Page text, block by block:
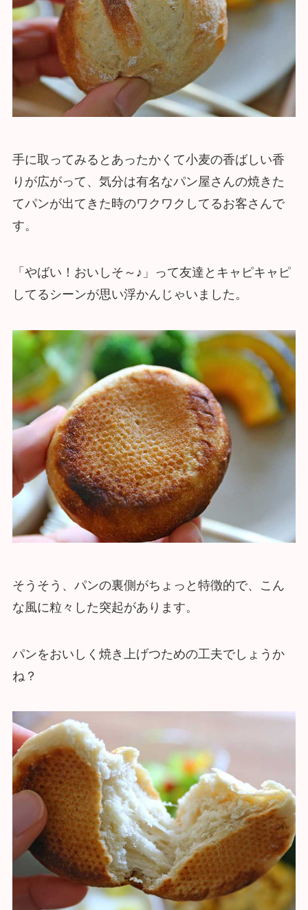
手に取ってみるとあったかくて小麦の香ばしい香
りが広がって、気分は有名なパン屋さんの焼きた
てパンが出てきた時のワクワクしてるお客さんで
す。
「やばい！おいしそ～♪」って友達とキャピキャピ
してるシーンが思い浮かんじゃいました。
そうそう、パンの裏側がちょっと特徴的で、こん
な風に粒々した突起があります。
パンをおいしく焼き上げつための工夫でしょうか
ね？